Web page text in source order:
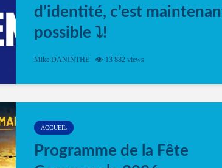
d’identité, c’est
possible ⤵️!
Désormais, il est possible de prendre rendez-
Mike DANINTHE 13 882 views
ACCUEIL
Programme de la Fête